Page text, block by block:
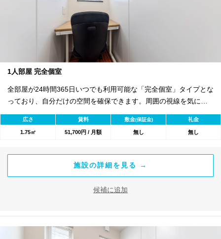
1人部屋 完全個室
全部屋が24時間365日いつでも利用可能な「完全個室」タイプとな
っており、自分だけの空間を確保できます。周囲の視線を気にせ
ず業務に集中できるため、個人事業主の方や起業されたばかりの
方に最適な環境です。 セキュリティ面では、エントランスのオー
トロック完備に加え、各お部屋も個別に施錠が可能です。室内に
トに対応ができます。 初期費用は、入室契約金55,000円と初月賃
費もすべて無料。無理のないオフィス運営を実現できます。
広さ 賃料 敷金(保証金) 礼金
1.75㎡ 51,700円 / 月額 無し 無し
施設の詳細を見る →
候補に追加